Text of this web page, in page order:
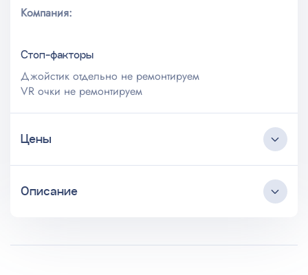
Компания:
Стоп-факторы
Джойстик отдельно не ремонтируем
VR очки не ремонтируем
Цены
Услуга Цена, от
Описание